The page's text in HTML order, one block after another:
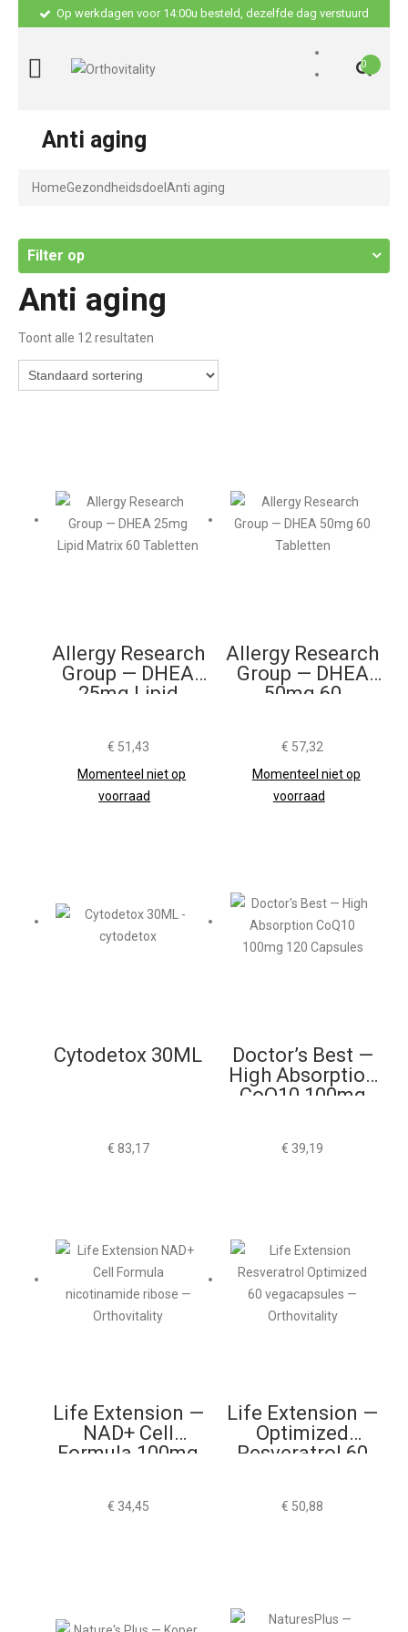
Op werkdagen voor 14:00u besteld, dezelfde dag verstuurd
0
Anti aging
HomeGezondheidsdoel Anti aging
Filter op
Anti aging
Toont alle 12 resultaten
Allergy Research
Group — DHEA
25mg Lipid
€ 51,43
Momenteel niet op
voorraad
Allergy Research
Group — DHEA
50mg 60
€ 57,32
Momenteel niet op
voorraad
Cytodetox 30ML
€ 83,17
Doctor’s Best —
High Absorption
CoQ10 100mg
€ 39,19
Life Extension —
NAD+ Cell
Formula 100mg
€ 34,45
Life Extension —
Optimized
Resveratrol 60
€ 50,88